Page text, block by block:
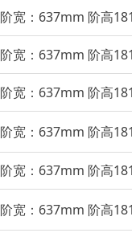
阶宽：637mm 阶高
阶宽：637mm 阶高
阶宽：637mm 阶高
阶宽：637mm 阶高
阶宽：637mm 阶高
阶宽：637mm 阶高